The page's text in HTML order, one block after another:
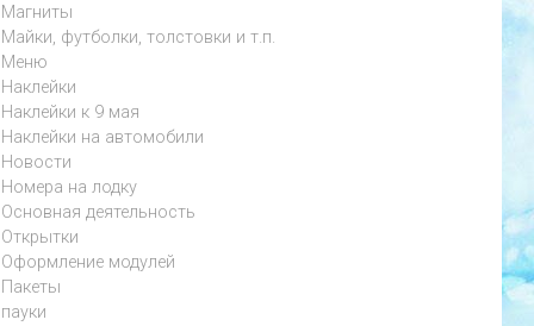
Магниты
Майки, футболки, толстовки и т.п.
Меню
Наклейки
Наклейки к 9 мая
Наклейки на автомобили
Новости
Номера на лодку
Основная деятельность
Открытки
Оформление модулей
Пакеты
пауки